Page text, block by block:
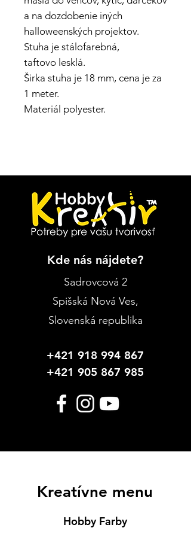
a na dozdobenie iných
halloweenských projektov.
Stuha je stálofarebná,
taftovo lesklá.
Širka stuha je 18 mm, cena je za
1 meter.
Materiál polyester.
Kde nás nájdete?
Sadrovcová 2
Spišská Nová Ves,
Slovenská republika
+421 918 994 867
+421 905 867 985
Kreatívne menu
Hobby Farby